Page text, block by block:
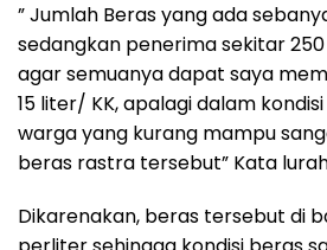
” Jumlah Beras yang ada
sedangkan penerima sekitar
agar semuanya dapat saya
15 liter/ KK, apalagi dalam
warga yang kurang mampu
beras rastra tersebut” Kata
Dikarenakan, beras tersebut di